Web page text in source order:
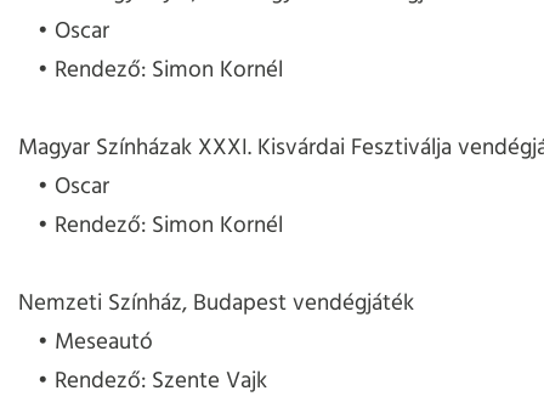
Oscar
Rendező: Simon Kornél
Magyar Színházak XXXI. Kisvárdai Fesztiválja
Oscar
Rendező: Simon Kornél
Nemzeti Színház, Budapest vendégjáték
Meseautó
Rendező: Szente Vajk